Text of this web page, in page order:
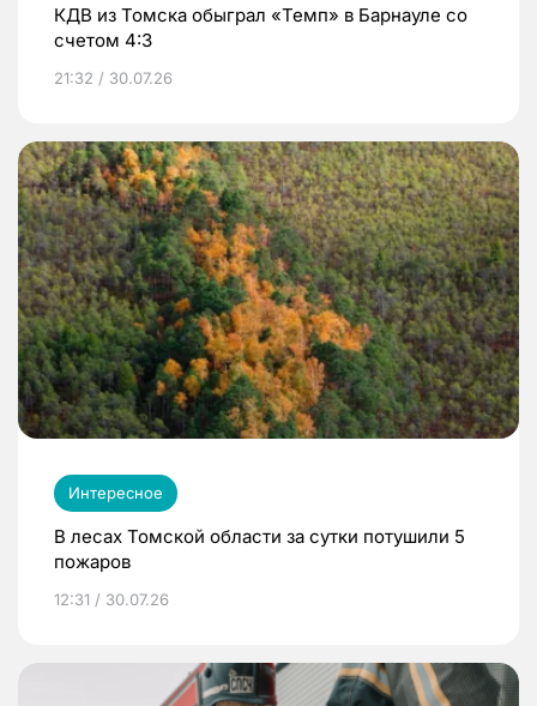
КДВ из Томска обыграл «Темп» в Барнауле со
счетом 4:3
21:32 / 30.07.26
Интересное
В лесах Томской области за сутки потушили 5
пожаров
12:31 / 30.07.26